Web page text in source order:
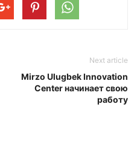
Next article
Mirzo Ulugbek Innovation
Center начинает свою
работу